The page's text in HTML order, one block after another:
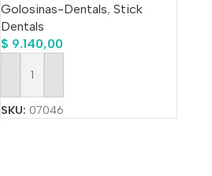
Golosinas-Dentals, Stick
Dentals
$ 9.140,00
Añadir Al Carrito
SKU: 07046